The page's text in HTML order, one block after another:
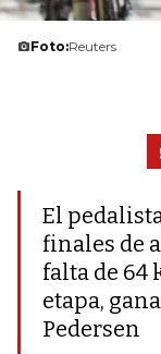
Foto:Reuters
El
finales de
falta de 64
etapa,
Pedersen